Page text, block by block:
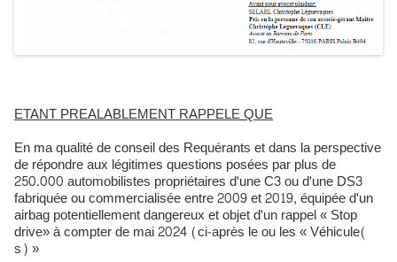
ETANT PREALABLEMENT RAPPELE QUE
En ma qualité de conseil des Requérants et dans la perspective
de répondre aux légitimes questions posées par plus de
250.000 automobilistes propriétaires d'une C3 ou d'une DS3
fabriquée ou commercialisée entre 2009 et 2019, équipée d'un
airbag potentiellement dangereux et objet d'un rappel « Stop
drive» à compter de mai 2024 (ci-après le ou les « Véhicule(
s) »